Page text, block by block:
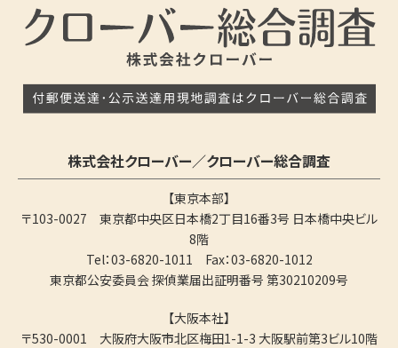
株式会社クローバー／クローバー総合調査
【東京本部】
〒103-0027 東京都中央区日本橋2丁目16番3号 日本橋中央ビル
8階
Tel：03-6820-1011 Fax：03-6820-1012
東京都公安委員会 探偵業届出証明番号 第30210209号
【大阪本社】
〒530-0001 大阪府大阪市北区梅田1-1-3 大阪駅前第3ビル10階